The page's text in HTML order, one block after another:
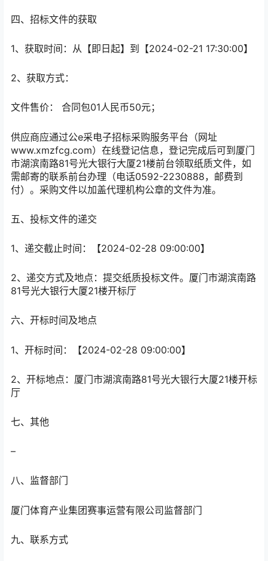
四、招标文件的获取
1、获取时间：从 【即日起】 到 【2024-02-21 17:30:00】
2、获取方式：
文件售价： 合同包01人民币50元；
供应商应通过公e采电子招标采购服务平台（网址
www.xmzfcg.com）在线登记信息，登记完成后可到厦门
市湖滨南路81号光大银行大厦21楼前台领取纸质文件，如
需邮寄的联系前台办理（电话0592-2230888，邮费到
付）。采购文件以加盖代理机构公章的文件为准。
五、投标文件的递交
1、递交截止时间： 【2024-02-28 09:00:00】
2、递交方式及地点： 提交纸质投标文件。厦门市湖滨南路
81号光大银行大厦21楼开标厅
六、开标时间及地点
1、开标时间： 【2024-02-28 09:00:00】
2、开标地点： 厦门市湖滨南路81号光大银行大厦21楼开标
厅
七、其他
–
八、监督部门
厦门体育产业集团赛事运营有限公司监督部门
九、联系方式